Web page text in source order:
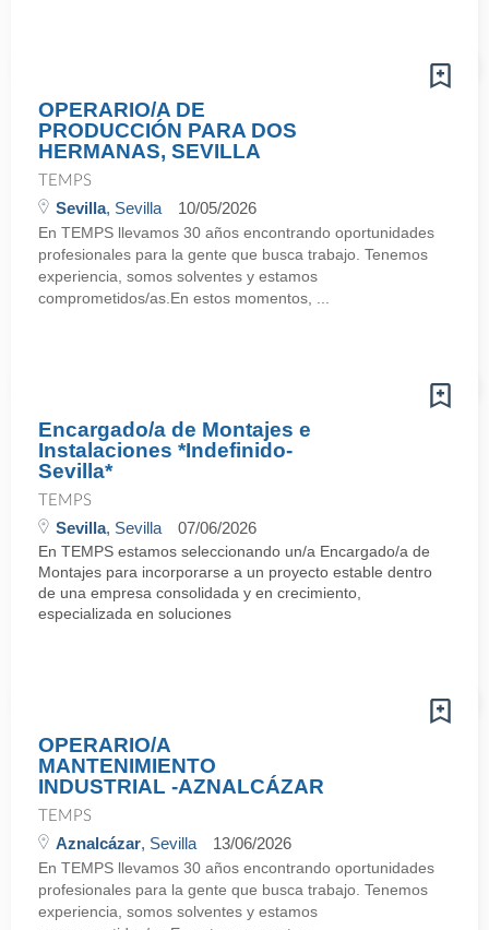
OPERARIO/A DE
PRODUCCIÓN PARA DOS
HERMANAS, SEVILLA
TEMPS
Sevilla, Sevilla 10/05/2026
En TEMPS llevamos 30 años encontrando oportunidades
profesionales para la gente que busca trabajo. Tenemos
experiencia, somos solventes y estamos
comprometidos/as.En estos momentos, ...
Encargado/a de Montajes e
Instalaciones *Indefinido-
Sevilla*
TEMPS
Sevilla, Sevilla 07/06/2026
En TEMPS estamos seleccionando un/a Encargado/a de
Montajes para incorporarse a un proyecto estable dentro
de una empresa consolidada y en crecimiento,
especializada en soluciones
OPERARIO/A
MANTENIMIENTO
INDUSTRIAL -AZNALCÁZAR
TEMPS
Aznalcázar, Sevilla 13/06/2026
En TEMPS llevamos 30 años encontrando oportunidades
profesionales para la gente que busca trabajo. Tenemos
experiencia, somos solventes y estamos